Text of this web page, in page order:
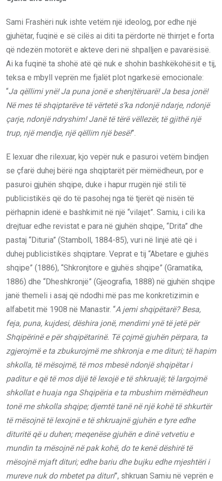
Sami Frashëri nuk ishte vetëm një ideolog, por edhe një
gjuhëtar, fuqinë e së cilës ai diti ta përdorte në thirrjet e forta
që ndezën motorët e akteve deri në shpalljen e pavarësisë.
Ai ka fuqinë ta shohë atë që nuk e shohin bashkëkohësit e tij,
teksa e mbyll veprën me fjalët plot ngarkesë emocionale:
“Ja qëllimi ynë! Ja puna jonë e shenjtëruarë! Ja besa jonë!
Në mes të shqiptarëve të vërtetë s’ka ndonjë ndarje, ndonjë
çarje, ndonjë ndryshim! Janë të tërë vëllezër, të gjithë një
trup, një mendje, një qëllim një besë!”.
E lexuar dhe rilexuar, kjo vepër nuk e pasuroi vetëm bindjen
se çfarë duhej bërë nga shqiptarët për mëmëdheun, por e
pasuroi gjuhën shqipe, duke i hapur rrugën një stili të
publicistikës që do të pasohej nga të tjerët që nisën të
përhapnin idenë e bashkimit në një “vilajet”. Samiu, i cili ka
drejtuar edhe revistat e para në gjuhën shqipe, “Drita” dhe
pastaj “Dituria” (Stamboll, 1884-85), vuri në linjë atë që i
duhej publicistikës shqiptare. Veprat e tij “Abetare e gjuhës
shqipe” (1886), “Shkronjtore e gjuhës shqipe” (Gramatika,
1886) dhe “Dheshkronjë” (Gjeografia, 1888) në gjuhën shqipe
janë themeli i asaj që ndodhi më pas me konkretizimin e
alfabetit më 1908 në Manastir. “A jemi shqipëtarë? Besa,
feja, puna, kujdesi, dëshira jonë, mendimi ynë të jetë për
Shqipërinë e për shqipëtarinë. Të çojmë gjuhën përpara, ta
zgjerojmë e ta zbukurojmë me shkronja e me dituri; të hapim
shkolla, të mësojmë, të mos mbesë ndonjë shqipëtar i
paditur e që të mos dijë të lexojë e të shkruajë; të largojmë
shkollat e huaja nga Shqipëria e ta mbushim mëmëdheun
tonë me shkolla shqipe; djemtë tanë në një kohë të shkurtër
të mësojnë të lexojnë e të shkruajnë gjuhën e tyre edhe
dituritë që u duhen; meqenëse gjuhën e dinë vetvetiu e
mundin ta mësojnë në pak kohë, do te kenë dëshirë të
mësojnë mjaft dituri; edhe bariu dhe bujku edhe mjeshtëri i
mureve nuk do mbetet pa dituri”, shkruan Samiu në veprën e